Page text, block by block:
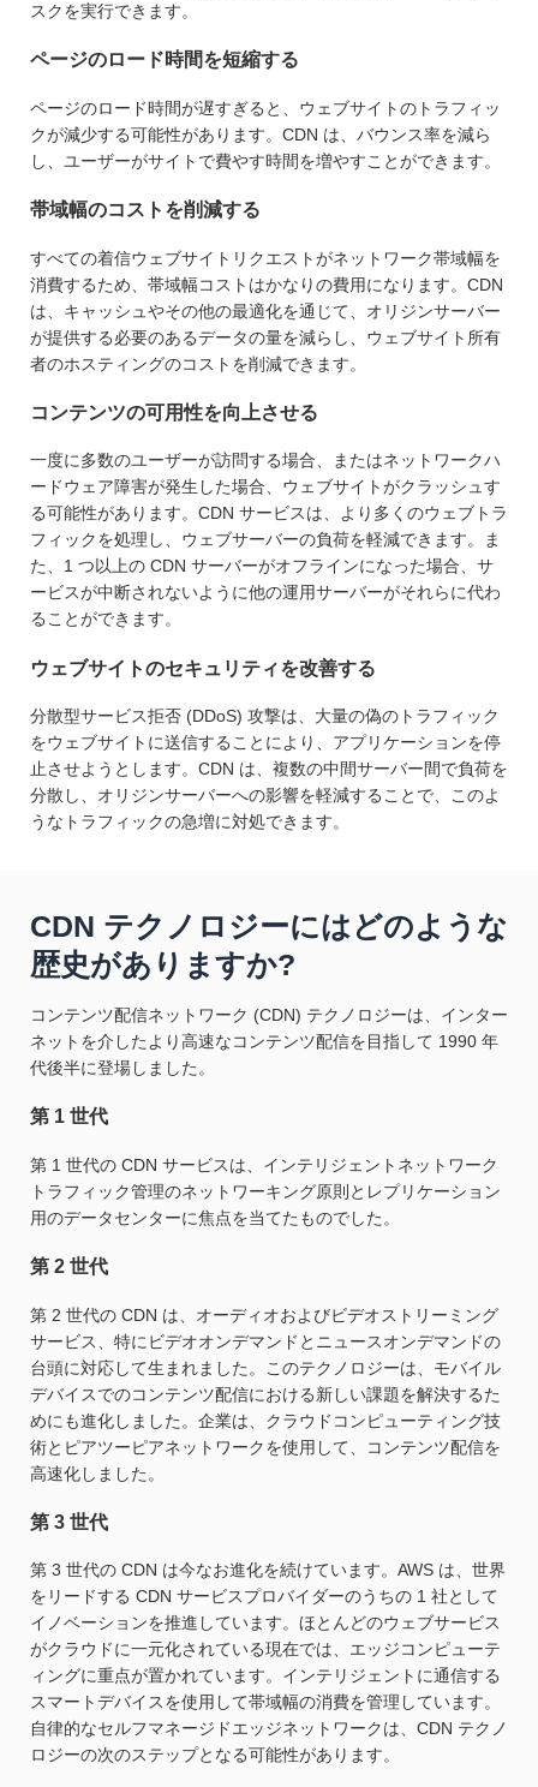
スクを実行できます。
ページのロード時間を短縮する
ページのロード時間が遅すぎると、ウェブサイトのトラフィッ
クが減少する可能性があります。CDN は、バウンス率を減ら
し、ユーザーがサイトで費やす時間を増やすことができます。
帯域幅のコストを削減する
すべての着信ウェブサイトリクエストがネットワーク帯域幅を
消費するため、帯域幅コストはかなりの費用になります。CDN
は、キャッシュやその他の最適化を通じて、オリジンサーバー
が提供する必要のあるデータの量を減らし、ウェブサイト所有
者のホスティングのコストを削減できます。
コンテンツの可用性を向上させる
一度に多数のユーザーが訪問する場合、またはネットワークハ
ードウェア障害が発生した場合、ウェブサイトがクラッシュす
る可能性があります。CDN サービスは、より多くのウェブトラ
フィックを処理し、ウェブサーバーの負荷を軽減できます。ま
た、1 つ以上の CDN サーバーがオフラインになった場合、サ
ービスが中断されないように他の運用サーバーがそれらに代わ
ることができます。
ウェブサイトのセキュリティを改善する
分散型サービス拒否 (DDoS) 攻撃は、大量の偽のトラフィック
をウェブサイトに送信することにより、アプリケーションを停
止させようとします。CDN は、複数の中間サーバー間で負荷を
分散し、オリジンサーバーへの影響を軽減することで、このよ
うなトラフィックの急増に対処できます。
CDN テクノロジーにはどのような
歴史がありますか?
コンテンツ配信ネットワーク (CDN) テクノロジーは、インター
ネットを介したより高速なコンテンツ配信を目指して 1990 年
代後半に登場しました。
第 1 世代
第 1 世代の CDN サービスは、インテリジェントネットワーク
トラフィック管理のネットワーキング原則とレプリケーション
用のデータセンターに焦点を当てたものでした。
第 2 世代
第 2 世代の CDN は、オーディオおよびビデオストリーミング
サービス、特にビデオオンデマンドとニュースオンデマンドの
台頭に対応して生まれました。このテクノロジーは、モバイル
デバイスでのコンテンツ配信における新しい課題を解決するた
めにも進化しました。企業は、クラウドコンピューティング技
術とピアツーピアネットワークを使用して、コンテンツ配信を
高速化しました。
第 3 世代
第 3 世代の CDN は今なお進化を続けています。AWS は、世界
をリードする CDN サービスプロバイダーのうちの 1 社として
イノベーションを推進しています。ほとんどのウェブサービス
がクラウドに一元化されている現在では、エッジコンピューテ
ィングに重点が置かれています。インテリジェントに通信する
スマートデバイスを使用して帯域幅の消費を管理しています。
自律的なセルフマネージドエッジネットワークは、CDN テクノ
ロジーの次のステップとなる可能性があります。